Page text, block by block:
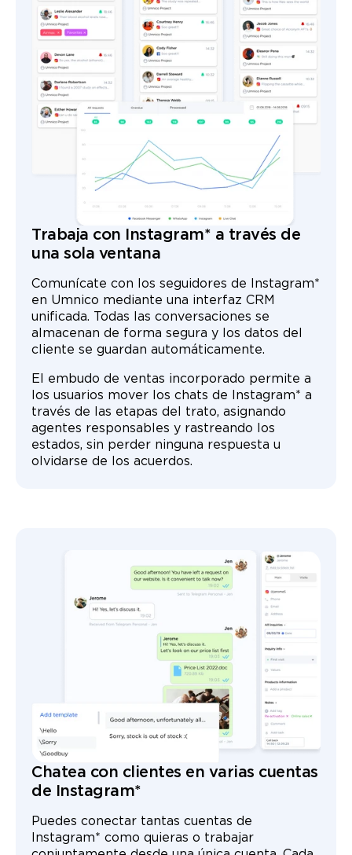
Trabaja con Instagram* a través de
una sola ventana
Comunícate con los seguidores de Instagram*
en Umnico mediante una interfaz CRM
unificada. Todas las conversaciones se
almacenan de forma segura y los datos del
cliente se guardan automáticamente.
El embudo de ventas incorporado permite a
los usuarios mover los chats de Instagram* a
través de las etapas del trato, asignando
agentes responsables y rastreando los
estados, sin perder ninguna respuesta u
olvidarse de los acuerdos.
Chatea con clientes en varias cuentas
de Instagram*
Puedes conectar tantas cuentas de
Instagram* como quieras o trabajar